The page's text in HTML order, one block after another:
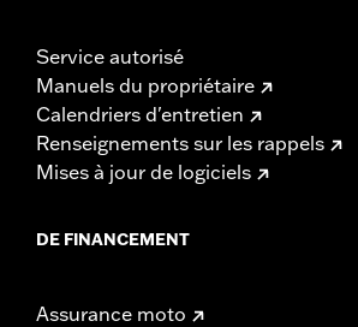
Service autorisé
Manuels du propriétaire
Calendriers d'entretien
Renseignements sur les rappels
Mises à jour de logiciels
DE FINANCEMENT
Assurance moto